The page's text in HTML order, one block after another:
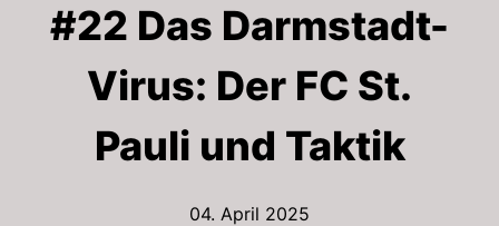
#22 Das Darmstadt-
Virus: Der FC St.
Pauli und Taktik
04. April 2025